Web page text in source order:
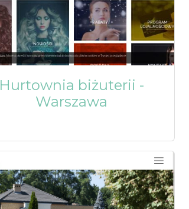
Hurtownia biżuterii -
Warszawa